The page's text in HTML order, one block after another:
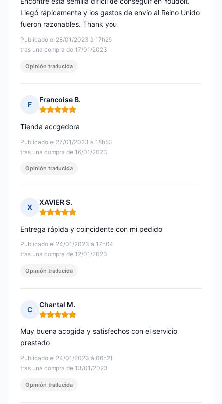
Publicado el 28/01/2023 à 17h25
tras una compra de 17/01/2023
Llegó rápidamente y los gastos de envío al Reino Unido
fueron razonables. Thank you
Opinión traducida
F
Francoise B.
Nota: 5 de 5
Publicado el 27/01/2023 à 18h53
tras una compra de 16/01/2023
Tienda acogedora
Opinión traducida
X
XAVIER S.
Nota: 5 de 5
Publicado el 24/01/2023 à 17h04
tras una compra de 12/01/2023
Entrega rápida y coincidente con mi pedido
Opinión traducida
C
Chantal M.
Nota: 5 de 5
Publicado el 24/01/2023 à 06h21
tras una compra de 13/01/2023
Muy buena acogida y satisfechos con el servicio
prestado
Opinión traducida